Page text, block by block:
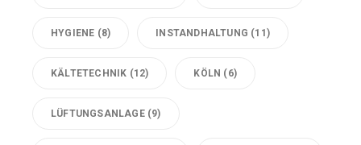
HYGIENE (8) INSTANDHALTUNG (11)
KÄLTETECHNIK (12) KÖLN (6)
LÜFTUNGSANLAGE(9)